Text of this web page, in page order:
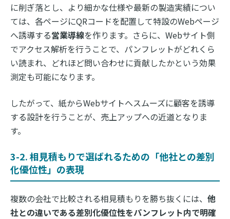
に削ぎ落とし、より細かな仕様や最新の製造実績につい
ては、各ページにQRコードを配置して特設のWebページ
へ誘導する営業導線を作ります。さらに、Webサイト側
でアクセス解析を行うことで、パンフレットがどれくら
い読まれ、どれほど問い合わせに貢献したかという効果
測定も可能になります。
したがって、紙からWebサイトへスムーズに顧客を誘導
する設計を行うことが、売上アップへの近道となりま
す。
3-2. 相見積もりで選ばれるための「他社との差別
化優位性」の表現
複数の会社で比較される相見積もりを勝ち抜くには、 他
社との違いである差別化優位性をパンフレット内で明確